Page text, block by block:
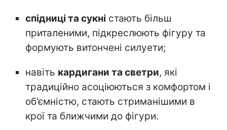
спідниці та сукні стають більш
приталеними, підкреслюють фігуру та
формують витончені силуети;
навіть кардигани та светри, які
традиційно асоціюються з комфортом і
об’ємністю, стають стриманішими в
крої та ближчими до фігури.